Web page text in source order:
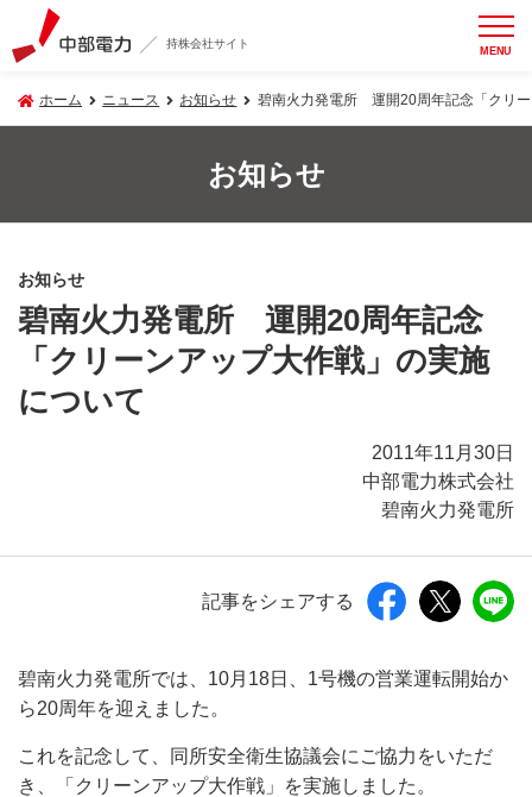
持株会社サイト MENU
ホーム ニュース お知らせ 碧南火力発電所 運開20周年記念「クリ
お知らせ
お知らせ
碧南火力発電所 運開20周年記念
「クリーンアップ大作戦」の実施
について
2011年11月30日
中部電力株式会社
碧南火力発電所
記事をシェアする
碧南火力発電所では、10月18日、1号機の営業運転開始か
ら20周年を迎えました。
これを記念して、同所安全衛生協議会にご協力をいただ
き、「クリーンアップ大作戦」を実施しました。